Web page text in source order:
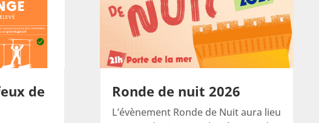
de
Ronde de nuit 2026
L’évènement Ronde de Nuit aura lieu